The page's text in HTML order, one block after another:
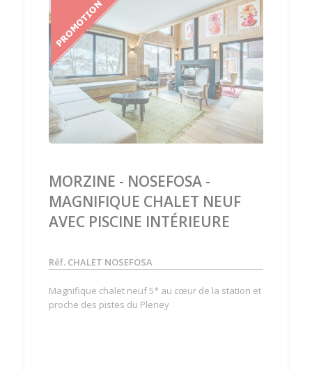
‹ ›
MORZINE - NOSEFOSA -
MAGNIFIQUE CHALET NEUF
AVEC PISCINE INTÉRIEURE
Réf. CHALET NOSEFOSA
Magnifique chalet neuf 5* au cœur de la station et
proche des pistes du Pleney